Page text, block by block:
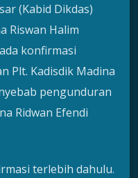
(Kabid Dikdas)
Riswan Halim
konfirmasi
Plt. Kadisdik Madina
pengunduran
Ridwan Efendi
terlebih dahulu.